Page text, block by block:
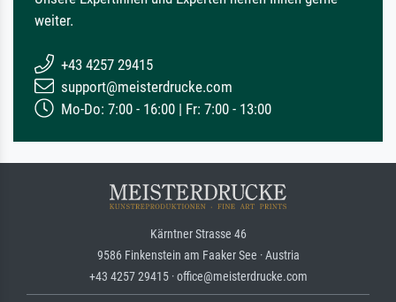
weiter.
+43 4257 29415
support@meisterdrucke.com
Mo-Do: 7:00 - 16:00 | Fr: 7:00 - 13:00
Kärntner Strasse 46
9586 Finkenstein am Faaker See · Austria
+43 4257 29415 · office@meisterdrucke.com